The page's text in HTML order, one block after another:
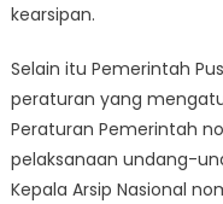
kearsipan.
Selain itu Pemerintah
peraturan yang
Peraturan Pemerintah
pelaksanaan undang-
Kepala Arsip Nasional